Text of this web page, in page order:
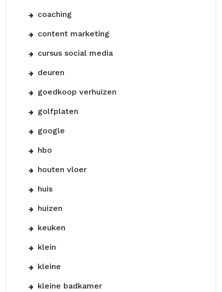
coaching
content marketing
cursus social media
deuren
goedkoop verhuizen
golfplaten
google
hbo
houten vloer
huis
huizen
keuken
klein
kleine
kleine badkamer